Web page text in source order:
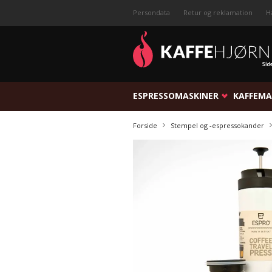
Persondata Retur og reklamation
ESPRESSOMASKINER
Forside Stempel og -espressokander